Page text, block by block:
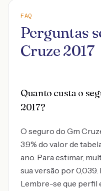
FAQ
Perguntas
Cruze 2017
Quanto custa o
2017?
O seguro do Gm
3.9% do valor de
ano. Para estimar,
sua versão por 0,039.
Lembre-se que perfil